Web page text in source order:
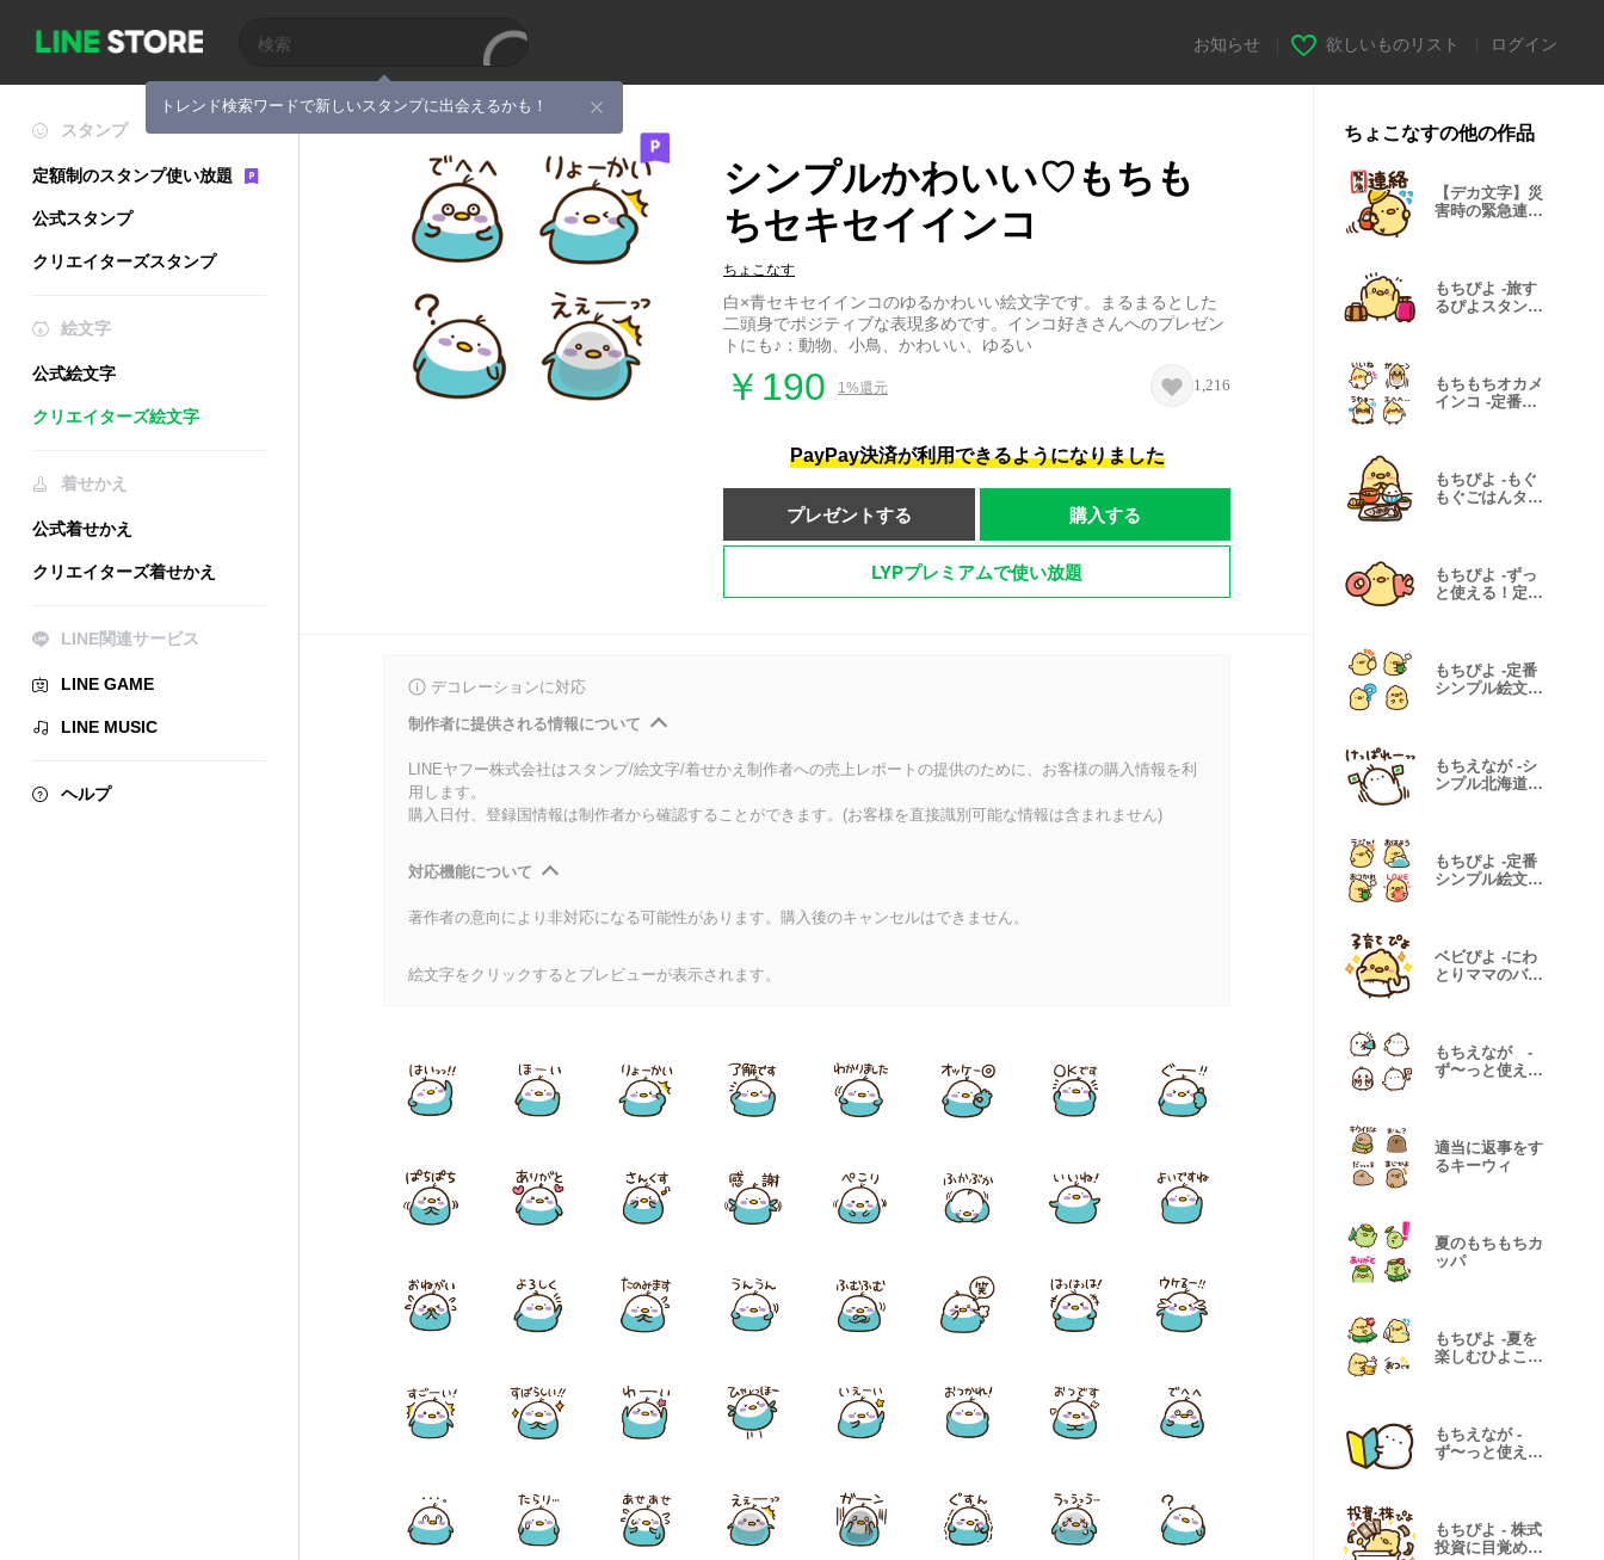
トレンド検索ワードで新しいスタンプに出会えるかも！
お知らせ 欲しいものリスト ログイン
スタンプ
定額制のスタンプ使い放題
公式スタンプ
クリエイターズスタンプ
絵文字
公式絵文字
クリエイターズ絵文字
着せかえ
公式着せかえ
クリエイターズ着せかえ
LINE関連サービス
LINE GAME
LINE MUSIC
ヘルプ
シンプルかわいい♡もちも
ちセキセイインコ
ちょこなす
白×青セキセイインコのゆるかわいい絵文字です。まるまるとした
二頭身でポジティブな表現多めです。インコ好きさんへのプレゼン
トにも♪：動物、小鳥、かわいい、ゆるい
￥190 1%還元 1,216
PayPay決済が利用できるようになりました
プレゼントする 購入する
LYPプレミアムで使い放題
デコレーションに対応
制作者に提供される情報について
LINEヤフー株式会社はスタンプ/絵文字/着せかえ制作者への売上レポートの提供のために、お客様の購入情報を利
用します。
購入日付、登録国情報は制作者から確認することができます。(お客様を直接識別可能な情報は含まれません)
対応機能について
著作者の意向により非対応になる可能性があります。購入後のキャンセルはできません。
絵文字をクリックするとプレビューが表示されます。
ちょこなすの他の作品
【デカ文字】災
害時の緊急連絡
もちぴよ -旅す
るぴよスタン
もちもちオカメ
インコ -定番シ
もちぴよ -もぐ
もぐごはんタイ
もちぴよ -ずっ
と使える！定番
もちぴよ -定番
シンプル絵文
もちえなが -シ
ンプル北海道
もちぴよ -定番
シンプル絵文字
ベビぴよ -にわ
とりママのバタ
もちえなが -
ず〜っと使える
適当に返事をす
るキーウィ
夏のもちもちカ
ッパ
もちぴよ -夏を
楽しむひよこた
もちえなが -
ず〜っと使える
もちぴよ - 株式
投資に目覚める